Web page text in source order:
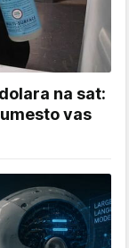
na sat:
vas